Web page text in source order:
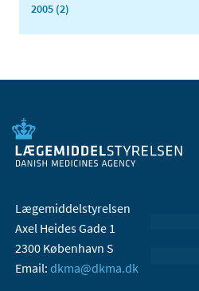
2005 (2)
Lægemiddelstyrelsen
Axel Heides Gade 1
2300 København S
Email: dkma@dkma.dk